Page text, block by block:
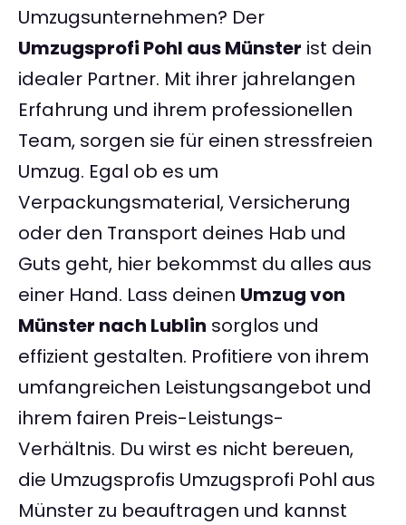
Umzugsunternehmen? Der
Umzugsprofi Pohl aus Münster ist dein
idealer Partner. Mit ihrer jahrelangen
Erfahrung und ihrem professionellen
Team, sorgen sie für einen stressfreien
Umzug. Egal ob es um
Verpackungsmaterial, Versicherung
oder den Transport deines Hab und
Guts geht, hier bekommst du alles aus
einer Hand. Lass deinen Umzug von
Münster nach Lublin sorglos und
effizient gestalten. Profitiere von ihrem
umfangreichen Leistungsangebot und
ihrem fairen Preis-Leistungs-
Verhältnis. Du wirst es nicht bereuen,
die Umzugsprofis Umzugsprofi Pohl aus
Münster zu beauftragen und kannst